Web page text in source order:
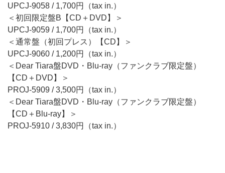
UPCJ-9058 / 1,700円（tax in.）
＜初回限定盤B【CD＋DVD】＞
UPCJ-9059 / 1,700円（tax in.）
＜通常盤（初回プレス）【CD】＞
UPCJ-9060 / 1,200円（tax in.）
＜Dear Tiara盤DVD・Blu-ray（ファンクラブ限定盤）
【CD＋DVD】＞
PROJ-5909 / 3,500円（tax in.）
＜Dear Tiara盤DVD・Blu-ray（ファンクラブ限定盤）
【CD＋Blu-ray】＞
PROJ-5910 / 3,830円（tax in.）